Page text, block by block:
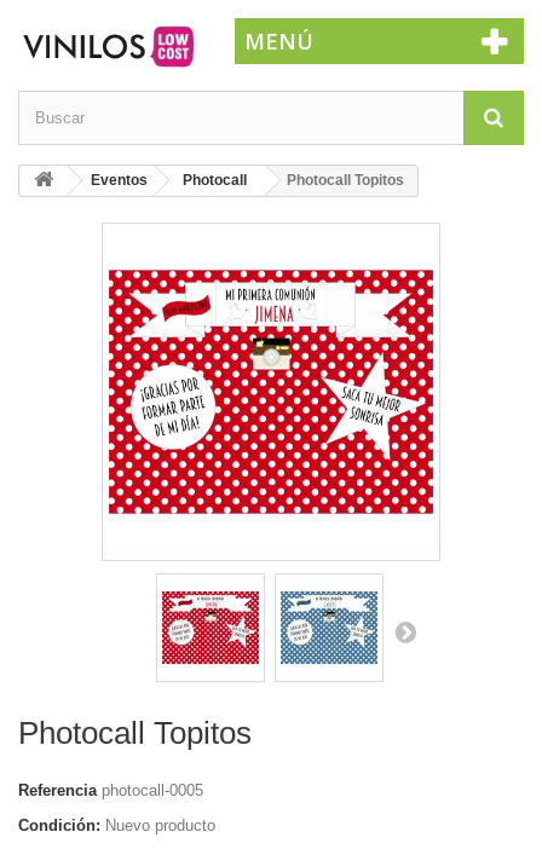
MENÚ
Eventos Photocall Photocall Topitos
Photocall Topitos
Referencia photocall-0005
Condición: Nuevo producto